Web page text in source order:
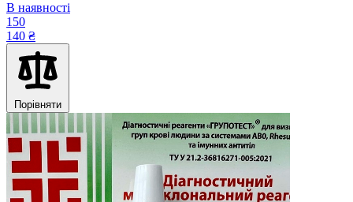
В наявності
150
140 ₴
Порівняти